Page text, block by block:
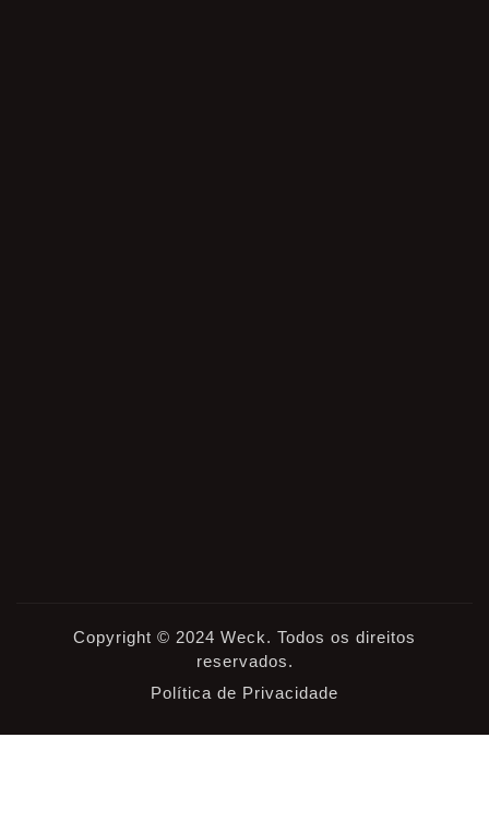
Copyright © 2024 Weck. Todos os direitos
reservados.
Política de Privacidade